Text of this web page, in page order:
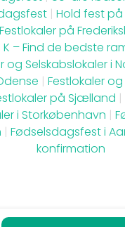
| Hold fest
Festlokaler på
– Find de bedste
og Selskabslokaler i
| Festlokaler
på Sjælland |
i Storkøbenhavn |
| Fødselsdagsfest i
konfirmation